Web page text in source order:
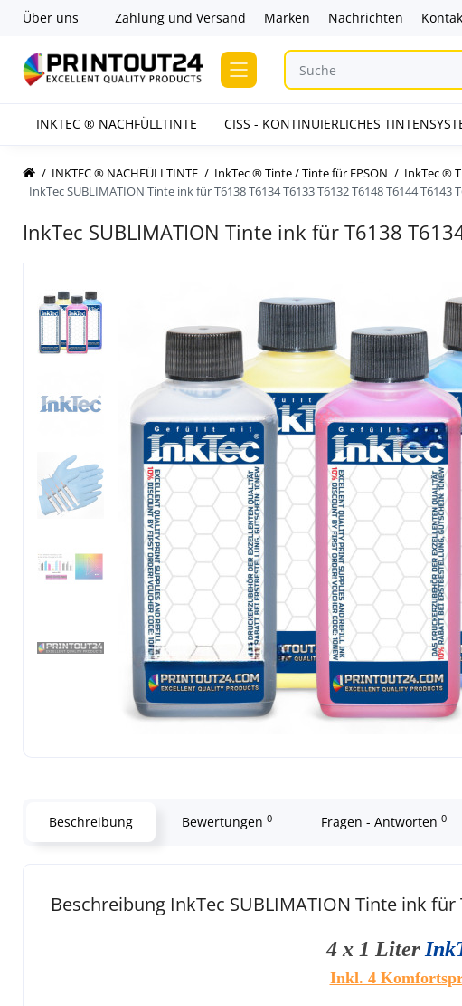
Über uns Zahlung und Versand Marken Nachrichten
INKTEC ® NACHFÜLLTINTE CISS - KONTINUIERLICHES
INKTEC ® NACHFÜLLTINTE InkTec ® Tinte / Tinte für EPSON
InkTec ®
InkTec SUBLIMATION Tinte ink für T6138 T6134 T6133 T6132 T6148 T6144 T6143
InkTec SUBLIMATION Tinte ink für T6138
Beschreibung Bewertungen 0 Fragen - Antworten 0
Beschreibung InkTec SUBLIMATION Tinte ink für
4 x 1 Liter
Inkl. 4